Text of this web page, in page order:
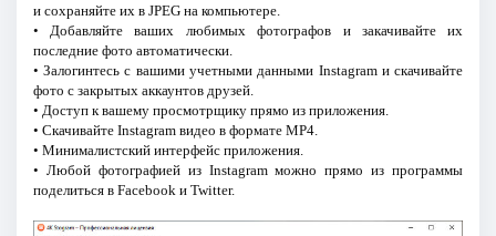
и сохраняйте их в JPEG на компьютере.
• Добавляйте ваших любимых фотографов и закачивайте их
последние фото автоматически.
• Залогинтесь с вашими учетными данными Instagram и скачивайте
фото с закрытых аккаунтов друзей.
• Доступ к вашему просмотрщику прямо из приложения.
• Скачивайте Instagram видео в формате MP4.
• Минималистский интерфейс приложения.
• Любой фотографией из Instagram можно прямо из программы
поделиться в Facebook и Twitter.